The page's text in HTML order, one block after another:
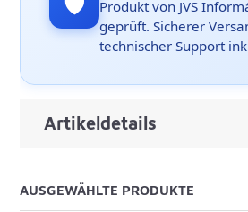
Produkt von JVS
geprüft. Sicherer
technischer Support
Artikeldetails
AUSGEWÄHLTE PRODUKTE